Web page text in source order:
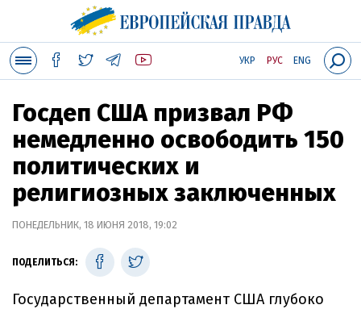
УКР РУС ENG
Госдеп США призвал РФ
немедленно освободить 150
политических и
религиозных заключенных
ПОНЕДЕЛЬНИК, 18 ИЮНЯ 2018, 19:02
ПОДЕЛИТЬСЯ:
Государственный департамент США глубоко